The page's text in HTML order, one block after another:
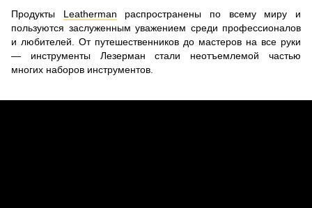
Продукты Leatherman распространены по всему миру и
пользуются заслуженным уважением среди профессионалов
и любителей. От путешественников до мастеров на все руки
— инструменты Лезерман стали неотъемлемой частью
многих наборов инструментов.